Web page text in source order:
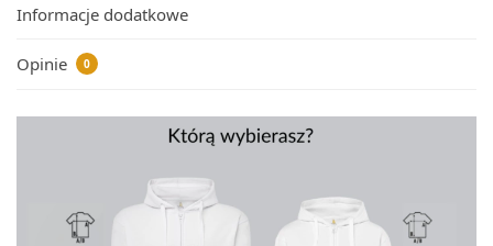
Informacje dodatkowe
Opinie 0